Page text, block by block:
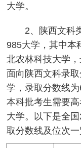
大学。
2、陕西文科
985大学，其中本
北农林科技大学
面向陕西文科录
学，录取分数线
本科批考生需要
大学。以下是全
取分数线及位次一